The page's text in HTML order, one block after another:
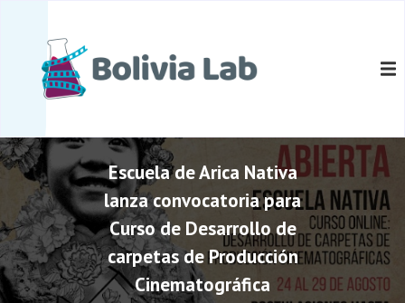
l
c
e
n
i
d
i
a
L
a
b
a
L
a
Escuela de Arica Nativa
lanza convocatoria para
Curso de Desarrollo de
carpetas de Producción
Cinematográfica